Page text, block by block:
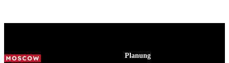
Planung